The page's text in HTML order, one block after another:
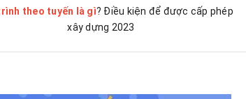
theo tuyến là gì? Điều kiện để được cấp phép
xây dựng 2023